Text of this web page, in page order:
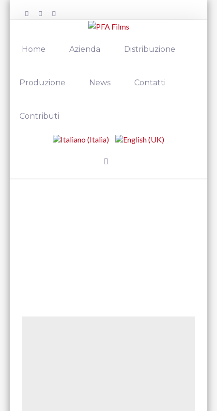
Home Azienda Distribuzione
Produzione News Contatti
Contributi